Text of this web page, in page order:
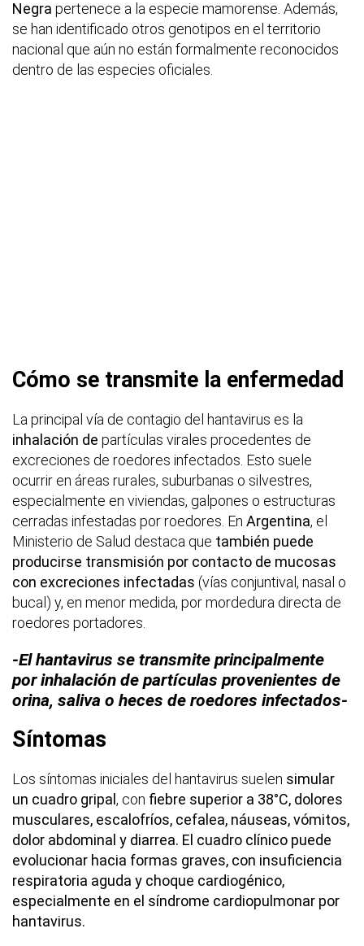
Negra pertenece a la especie mamorense. Además,
se han identificado otros genotipos en el territorio
nacional que aún no están formalmente reconocidos
dentro de las especies oficiales.
Cómo se transmite la enfermedad
La principal vía de contagio del hantavirus es la
inhalación de partículas virales procedentes de
excreciones de roedores infectados. Esto suele
ocurrir en áreas rurales, suburbanas o silvestres,
especialmente en viviendas, galpones o estructuras
cerradas infestadas por roedores. En Argentina, el
Ministerio de Salud destaca que también puede
producirse transmisión por contacto de mucosas
con excreciones infectadas (vías conjuntival, nasal o
bucal) y, en menor medida, por mordedura directa de
roedores portadores.
-El hantavirus se transmite principalmente
por inhalación de partículas provenientes de
orina, saliva o heces de roedores infectados-
Síntomas
Los síntomas iniciales del hantavirus suelen simular
un cuadro gripal , con fiebre superior a 38°C, dolores
musculares, escalofríos, cefalea, náuseas, vómitos,
dolor abdominal y diarrea. El cuadro clínico puede
evolucionar hacia formas graves, con insuficiencia
respiratoria aguda y choque cardiogénico,
especialmente en el síndrome cardiopulmonar por
hantavirus.